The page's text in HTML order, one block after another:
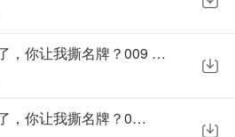
娱乐：我都SSS级了，你让我撕名牌？009 这个世界有妖怪
娱乐：我都SSS级了，你让我撕名牌？010 决定